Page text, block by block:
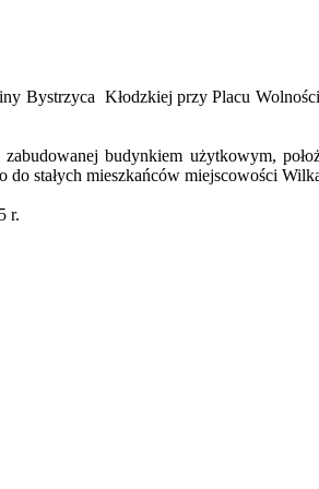
Bystrzyca Kłodzkiej przy Placu
budynkiem użytkowym,
stałych mieszkańców miejscowości
r.